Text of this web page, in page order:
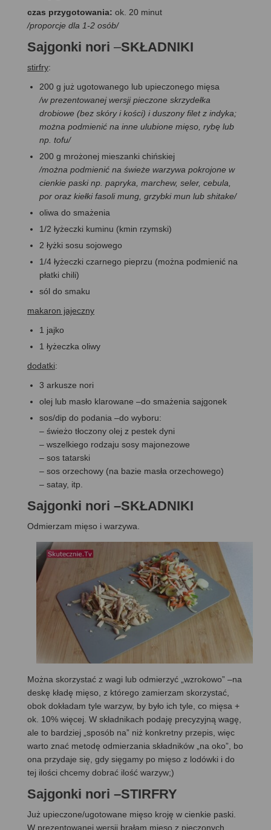
czas przygotowania: ok. 20 minut
/proporcje dla 1-2 osób/
Sajgonki nori –SKŁADNIKI
stirfry:
200 g już ugotowanego lub upieczonego mięsa
/w prezentowanej wersji pieczone skrzydełka
drobiowe (bez skóry i kości) i duszony filet z indyka;
można podmienić na inne ulubione mięso, rybę lub
np. tofu/
200 g mrożonej mieszanki chińskiej
/można podmienić na świeże warzywa pokrojone w
cienkie paski np. papryka, marchew, seler, cebula,
por oraz kiełki fasoli mung, grzybki mun lub shitake/
oliwa do smażenia
1/2 łyżeczki kuminu (kmin rzymski)
2 łyżki sosu sojowego
1/4 łyżeczki czarnego pieprzu (można podmienić na
płatki chili)
sól do smaku
makaron jajeczny
1 jajko
1 łyżeczka oliwy
dodatki:
3 arkusze nori
olej lub masło klarowane –do smażenia sajgonek
sos/dip do podania –do wyboru:
– świeżo tłoczony olej z pestek dyni
– wszelkiego rodzaju sosy majonezowe
– sos tatarski
– sos orzechowy (na bazie masła orzechowego)
– satay, itp.
Sajgonki nori –SKŁADNIKI
Odmierzam mięso i warzywa.
Można skorzystać z wagi lub odmierzyć „wzrokowo” –na
deskę kładę mięso, z którego zamierzam skorzystać,
obok dokładam tyle warzyw, by było ich tyle, co mięsa +
ok. 10% więcej. W składnikach podaję precyzyjną wagę,
ale to bardziej „sposób na” niż konkretny przepis, więc
warto znać metodę odmierzania składników „na oko”, bo
ona przydaje się, gdy sięgamy po mięso z lodówki i do
tej ilości chcemy dobrać ilość warzyw;)
Sajgonki nori –STIRFRY
Już upieczone/ugotowane mięso kroję w cienkie paski.
W prezentowanej wersji brałam mięso z pieczonych